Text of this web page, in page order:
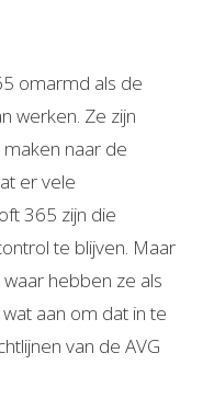
omarmd als de
werken. Ze zijn
naar de
er vele
365 zijn die
te blijven. Maar
hebben ze als
aan om dat in te
van de AVG